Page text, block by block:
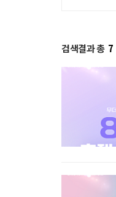
검색결과 총 7